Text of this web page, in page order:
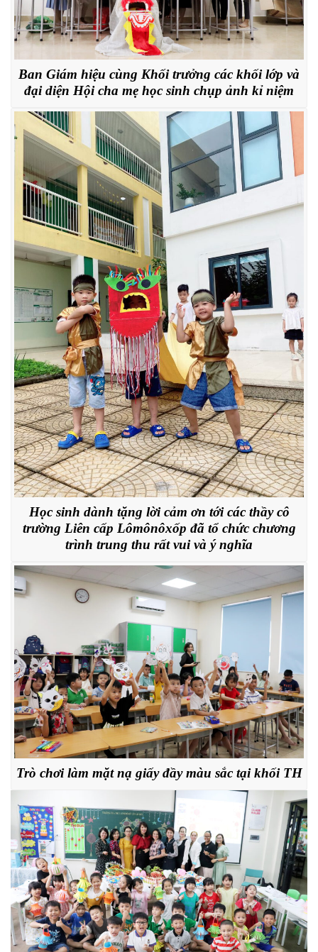
Ban Giám hiệu cùng Khối trưởng các khối lớp và
đại diện Hội cha mẹ học sinh chụp ảnh kỉ niệm
Học sinh dành tặng lời cảm ơn tới các thầy cô
trường Liên cấp Lômônôxốp đã tổ chức chương
trình trung thu rất vui và ý nghĩa
Trò chơi làm mặt nạ giấy đầy màu sắc tại khối TH